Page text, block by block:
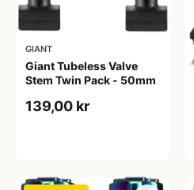
GIANT
Giant Tubeless Valve
Stem Twin Pack - 50mm
139,00 kr